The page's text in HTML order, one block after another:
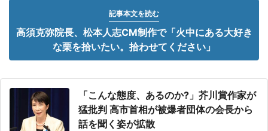
記事本文を読む
高須克弥院長、松本人志CM制作で「火中にある大好き
な栗を拾いたい。拾わせてください」
「こんな態度、あるのか?」芥川賞作家が
猛批判 高市首相が被爆者団体の会長から
話を聞く姿が拡散